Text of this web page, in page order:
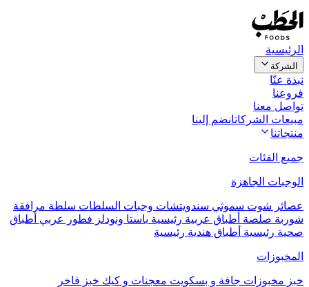
الرئيسية
الشركة
نبذة عنّا
فروعنا
تواصل معنا
مبيعات الشركاتانضم إلينا
منتجاتنا
جميع الفئات
الوجبات الجاهزة
عصائر شوت سموثي سندويتشات وجبات السلطات سلطة مرافقة
شوربة صلصة أطباق عربية رئيسية باستا ونودلز فطور عربي أطباق
صحية رئيسية أطباق هندية رئيسية
المخبوزات
خبز مخبوزات جافة و بسكويت معجنات و كيك خبز فاخر